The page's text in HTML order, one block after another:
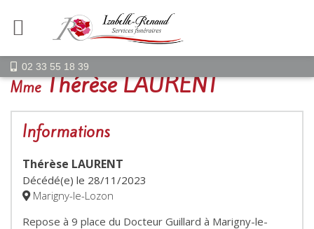
02 33 55 18 39
MmeThérèse LAURENT
Informations
Thérèse LAURENT
Décédé(e) le 28/11/2023
Marigny-le-Lozon
Repose à 9 place du Docteur Guillard à Marigny-le-